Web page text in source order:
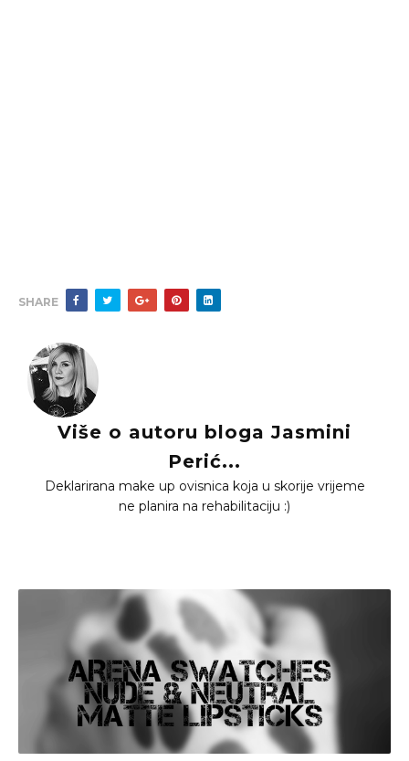
SHARE
Više o autoru bloga Jasmini
Perić...
Deklarirana make up ovisnica koja u skorije vrijeme
ne planira na rehabilitaciju :)